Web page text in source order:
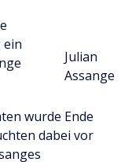
Julian
Assange
ein
wurde Ende
dabei vor